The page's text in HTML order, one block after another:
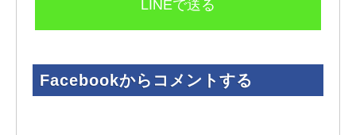
Facebookからコメントする